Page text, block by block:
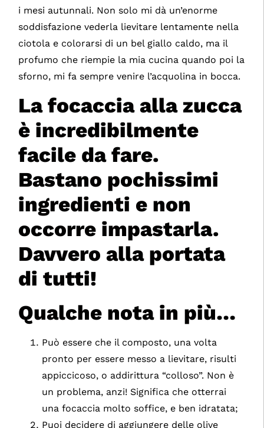
i mesi autunnali. Non solo mi dà un’enorme
soddisfazione vederla lievitare lentamente nella
ciotola e colorarsi di un bel giallo caldo, ma il
profumo che riempie la mia cucina quando poi la
sforno, mi fa sempre venire l’acquolina in bocca.
La focaccia alla zucca
è incredibilmente
facile da fare.
Bastano pochissimi
ingredienti e non
occorre impastarla.
Davvero alla portata
di tutti!
Qualche nota in più…
Può essere che il composto, una volta
pronto per essere messo a lievitare, risulti
appiccicoso, o addirittura “colloso”. Non è
un problema, anzi! Significa che otterrai
una focaccia molto soffice, e ben idratata;
Puoi decidere di aggiungere delle olive